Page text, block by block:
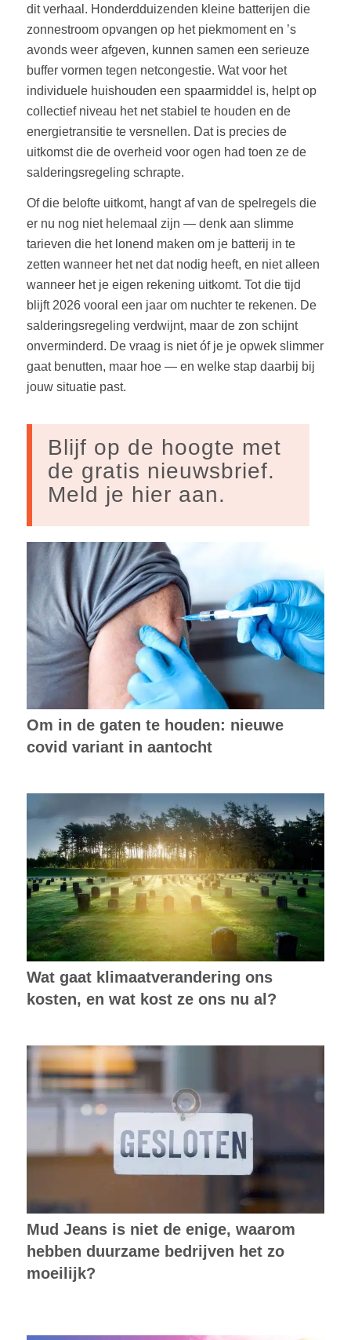
dit verhaal. Honderdduizenden kleine batterijen die
zonnestroom opvangen op het piekmoment en ’s
avonds weer afgeven, kunnen samen een serieuze
buffer vormen tegen netcongestie. Wat voor het
individuele huishouden een spaarmiddel is, helpt op
collectief niveau het net stabiel te houden en de
energietransitie te versnellen. Dat is precies de
uitkomst die de overheid voor ogen had toen ze de
salderingsregeling schrapte.
Of die belofte uitkomt, hangt af van de spelregels die
er nu nog niet helemaal zijn — denk aan slimme
tarieven die het lonend maken om je batterij in te
zetten wanneer het net dat nodig heeft, en niet alleen
wanneer het je eigen rekening uitkomt. Tot die tijd
blijft 2026 vooral een jaar om nuchter te rekenen. De
salderingsregeling verdwijnt, maar de zon schijnt
onverminderd. De vraag is niet óf je je opwek slimmer
gaat benutten, maar hoe — en welke stap daarbij bij
jouw situatie past.
Blijf op de hoogte met
de gratis nieuwsbrief.
Meld je hier aan.
Om in de gaten te houden: nieuwe
covid variant in aantocht
Wat gaat klimaatverandering ons
kosten, en wat kost ze ons nu al?
Mud Jeans is niet de enige, waarom
hebben duurzame bedrijven het zo
moeilijk?